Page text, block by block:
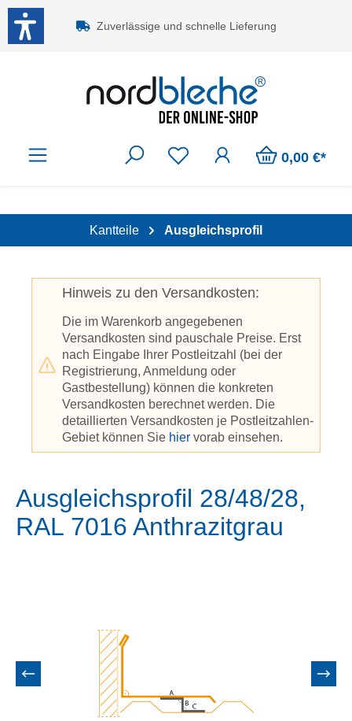
Zum Hauptinhalt springen
Zuverlässige und schnelle Lieferung
0,00 €*
Kantteile Ausgleichsprofil
Hinweis zu den Versandkosten:
Die im Warenkorb angegebenen
Versandkosten sind pauschale Preise. Erst
nach Eingabe Ihrer Postleitzahl (bei der
Registrierung, Anmeldung oder
Gastbestellung) können die konkreten
Versandkosten berechnet werden. Die
detaillierten Versandkosten je Postleitzahlen-
Gebiet können Sie hier vorab einsehen.
Ausgleichsprofil 28/48/28,
RAL 7016 Anthrazitgrau